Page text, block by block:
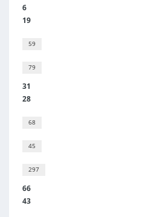
6
19
59
79
31
28
68
45
297
66
43